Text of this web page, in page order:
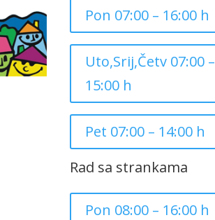
Pon 07:00 – 16:00 h
Uto,Srij,Četv 07:00 –
15:00 h
Pet 07:00 – 14:00 h
Rad sa strankama
Pon 08:00 – 16:00 h